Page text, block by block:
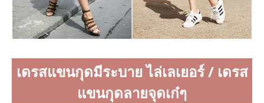
เดรสแขนกุดมีระบาย ไล่เลเยอร์ / เดรส
แขนกุดลายจุดเก๋ๆ